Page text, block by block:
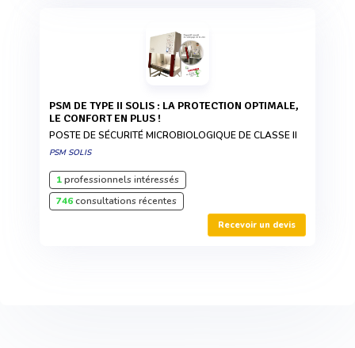
PSM DE TYPE II SOLIS : LA PROTECTION OPTIMALE,
LE CONFORT EN PLUS !
POSTE DE SÉCURITÉ MICROBIOLOGIQUE DE CLASSE II
PSM SOLIS
1professionnels intéressés
746consultations récentes
Recevoir un devis